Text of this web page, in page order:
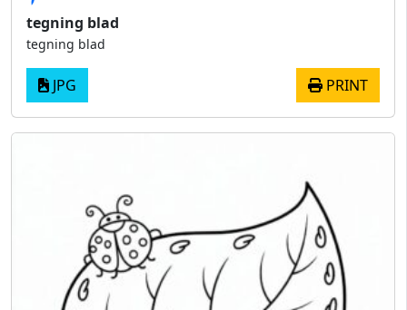
tegning blad
tegning blad
JPG PRINT